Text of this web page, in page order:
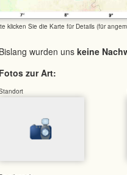
klicken Sie die Karte für Details (für
wurden uns keine
zur Art: